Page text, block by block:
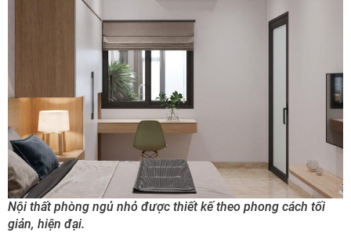
Nội thất phòng ngủ nhỏ được thiết kế theo phong cách tối
giản, hiện đại.